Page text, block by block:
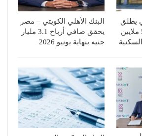
يطلق
قرضًا شخصيًا حتى 5 ملايين
البنك الأهلي الكويتي – مصر
يحقق صافي أرباح 3.1 مليار
جنيه بنهاية يونيو 2026